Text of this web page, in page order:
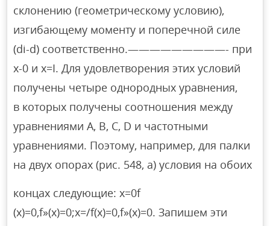
склонению (геометрическому условию),
изгибающему моменту и поперечной силе
(di-d) соответственно.—————————- при
x-0 и x=I. Для удовлетворения этих условий
получены четыре однородных уравнения,
в которых получены соотношения между
уравнениями A, B, C, D и частотными
уравнениями. Поэтому, например, для палки
на двух опорах (рис. 548, а) условия на обоих
концах следующие: x=0f
(x)=0,f»(x)=0;x=/f(x)=0,f»(x)=0. Запишем эти